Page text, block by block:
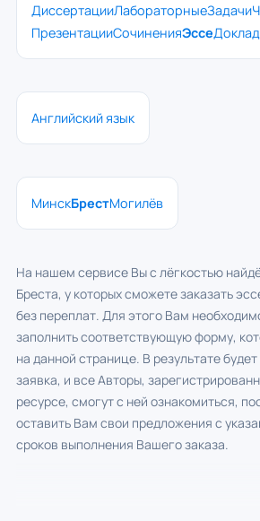
ДиссертацииЛабораторныеЗадачи
ПрезентацииСочиненияЭссе
Английский язык
МинскБрестМогилёв
На нашем сервисе Вы с лёгкостью
Бреста, у которых сможете заказать
без переплат. Для этого Вам
заполнить соответствующую форму,
на данной странице. В результате
заявка, и все Авторы,
ресурсе, смогут с ней ознакомиться,
оставить Вам свои предложения с
сроков выполнения Вашего заказа.